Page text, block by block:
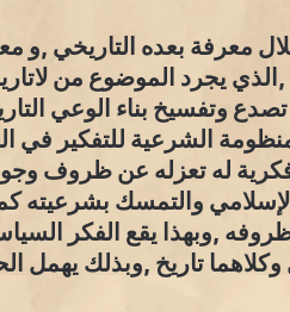
معرفة بعده التاريخي ,و
يجرد الموضوع من
وتفسيخ بناء الوعي
الشرعية للتفكير في
له تعزله عن ظروف
والتمسك بشرعيته
,وبهذا يقع الفكر
تاريخ ,وبذلك يهمل